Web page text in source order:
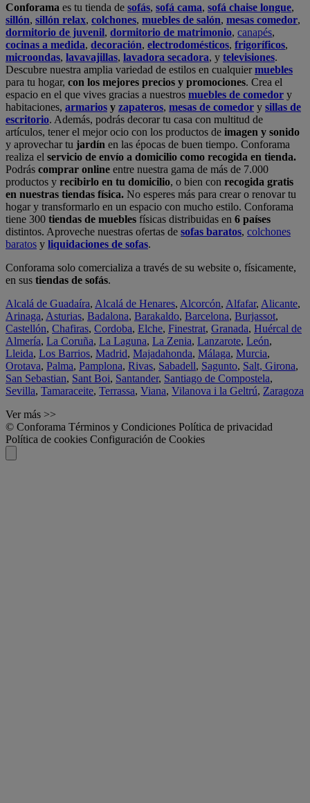
Conforama es tu tienda de sofás, sofá cama, sofá chaise longue,
sillón, sillón relax, colchones, muebles de salón, mesas comedor,
dormitorio de juvenil, dormitorio de matrimonio, canapés,
cocinas a medida, decoración, electrodomésticos, frigoríficos,
microondas, lavavajillas, lavadora secadora, y televisiones.
Descubre nuestra amplia variedad de estilos en cualquiermuebles
para tu hogar, con los mejores precios y promociones. Crea el
espacio en el que vives gracias a nuestros muebles de comedor y
habitaciones, armarios y zapateros, mesas de comedor y sillas de
escritorio. Además, podrás decorar tu casa con multitud de
artículos, tener el mejor ocio con los productos de imagen y sonido
y aprovechar tu jardín en las épocas de buen tiempo. Conforama
realiza el servicio de envío a domicilio como recogida en tienda.
Podrás comprar online entre nuestra gama de más de 7.000
productos y recibirlo en tu domicilio, o bien con recogida gratis
en nuestras tiendas física. No esperes más para crear o renovar tu
hogar y transformarlo en un espacio con mucho estilo. Conforama
tiene 300 tiendas de muebles físicas distribuidas en 6 países
distintos. Aproveche nuestras ofertas de sofas baratos, colchones
baratos y liquidaciones de sofas.
Conforama solo comercializa a través de su website o, físicamente,
en sus tiendas de sofás.
Alcalá de Guadaíra, Alcalá de Henares, Alcorcón, Alfafar, Alicante,
Arinaga, Asturias, Badalona, Barakaldo, Barcelona, Burjassot,
Castellón, Chafiras, Cordoba, Elche, Finestrat, Granada, Huércal de
Almería, La Coruña, La Laguna, La Zenia, Lanzarote, León,
Lleida, Los Barrios, Madrid, Majadahonda, Málaga, Murcia,
Orotava, Palma, Pamplona, Rivas, Sabadell, Sagunto, Salt, Girona,
San Sebastian, Sant Boi, Santander, Santiago de Compostela,
Sevilla, Tamaraceite, Terrassa, Viana, Vilanova i la Geltrú, Zaragoza
Ver más >>
© Conforama Términos y Condiciones Política de privacidad
Política de cookies Configuración de Cookies